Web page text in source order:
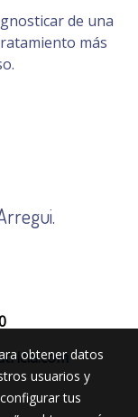
de una
más
obtener datos
usuarios y
tus